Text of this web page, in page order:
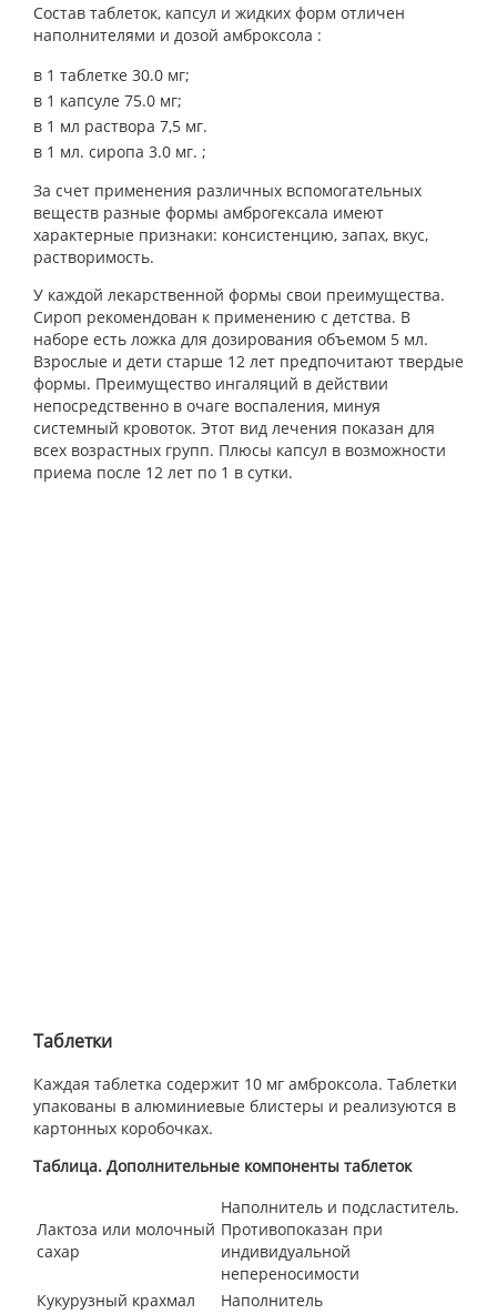
Состав таблеток, капсул и жидких форм отличен
наполнителями и дозой амброксола :
в 1 таблетке 30.0 мг;
в 1 капсуле 75.0 мг;
в 1 мл раствора 7,5 мг.
в 1 мл. сиропа 3.0 мг. ;
За счет применения различных вспомогательных
веществ разные формы амброгексала имеют
характерные признаки: консистенцию, запах, вкус,
растворимость.
У каждой лекарственной формы свои преимущества.
Сироп рекомендован к применению с детства. В
наборе есть ложка для дозирования объемом 5 мл.
Взрослые и дети старше 12 лет предпочитают твердые
формы. Преимущество ингаляций в действии
непосредственно в очаге воспаления, минуя
системный кровоток. Этот вид лечения показан для
всех возрастных групп. Плюсы капсул в возможности
приема после 12 лет по 1 в сутки.
Таблетки
Каждая таблетка содержит 10 мг амброксола. Таблетки
упакованы в алюминиевые блистеры и реализуются в
картонных коробочках.
Таблица. Дополнительные компоненты таблеток
Лактоза или молочный
сахар
Наполнитель и подсластитель.
Противопоказан при
индивидуальной
непереносимости
Кукурузный крахмал
Наполнитель